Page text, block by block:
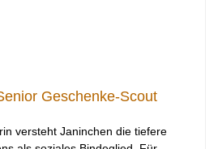
Geschenke-Scout
versteht Janinchen die tiefere